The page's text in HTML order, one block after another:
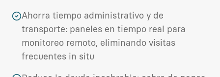
Ahorra tiempo administrativo y de
transporte: paneles en tiempo real para
monitoreo remoto, eliminando visitas
frecuentes in situ